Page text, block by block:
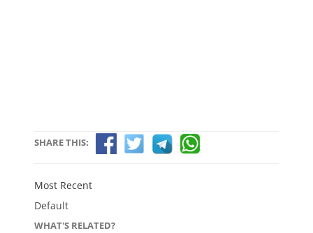
SHARE THIS:
Most Recent
Default
WHAT'S RELATED?